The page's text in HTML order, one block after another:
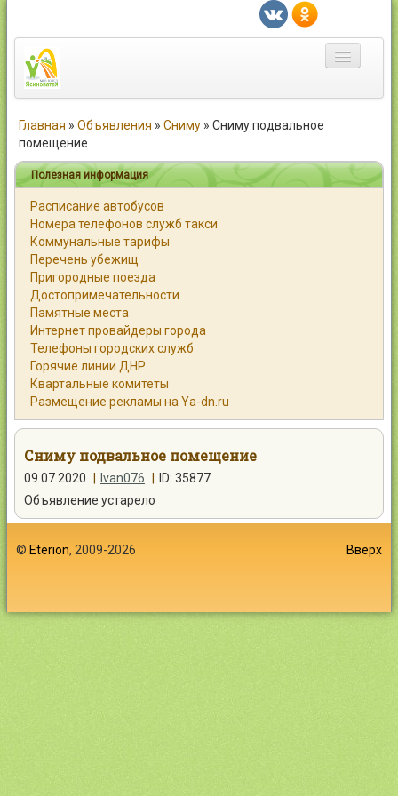
Город
Статьи
Каталог
Справочник
Работа
Объявления
Помощь
Войти
Главная » Объявления » Сниму » Сниму подвальное
помещение
Полезная информация
Расписание автобусов
Номера телефонов служб такси
Коммунальные тарифы
Перечень убежищ
Пригородные поезда
Достопримечательности
Памятные места
Интернет провайдеры города
Телефоны городских служб
Горячие линии ДНР
Квартальные комитеты
Размещение рекламы на Ya-dn.ru
Сниму подвальное помещение
09.07.2020 Ivan076
ID: 35877
Объявление устарело
© Eterion, 2009-2026 Вверх